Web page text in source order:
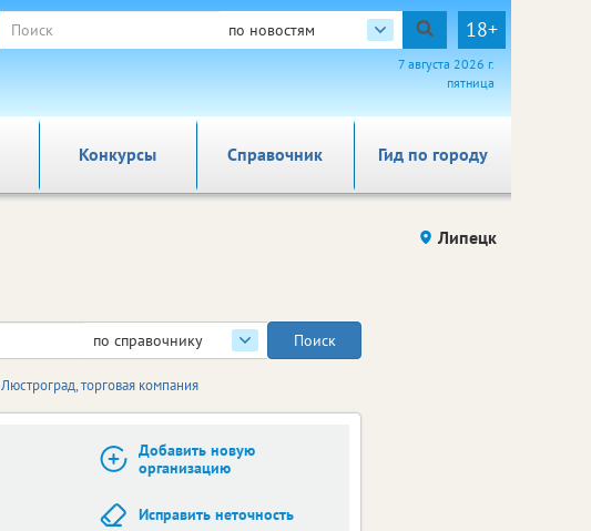
по новостям 18+
7 августа 2026 г.
пятница
Справочник Гид по городу
Конкурсы
Липецк
по справочнику
Люстроград, торговая компания
Добавить новую
организацию
Исправить неточность